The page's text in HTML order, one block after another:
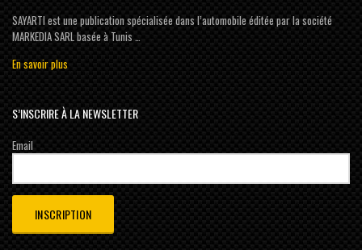
SAYARTI est une publication spécialisée dans l’automobile éditée par la société
MARKEDIA SARL basée à Tunis …
En savoir plus
S’INSCRIRE À LA NEWSLETTER
Email